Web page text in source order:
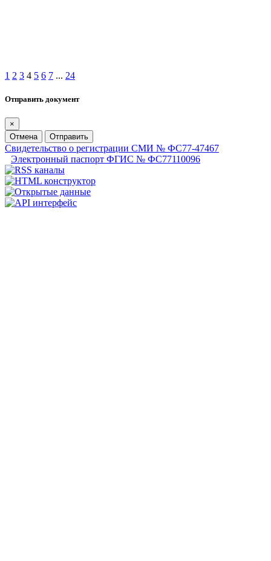
1 2 3 4 5 6 7 ... 24
Отправить документ
×
Отмена
Отправить
Свидетельство о регистрации СМИ № ФС77-47467
Электронный паспорт ФГИС № ФС77110096